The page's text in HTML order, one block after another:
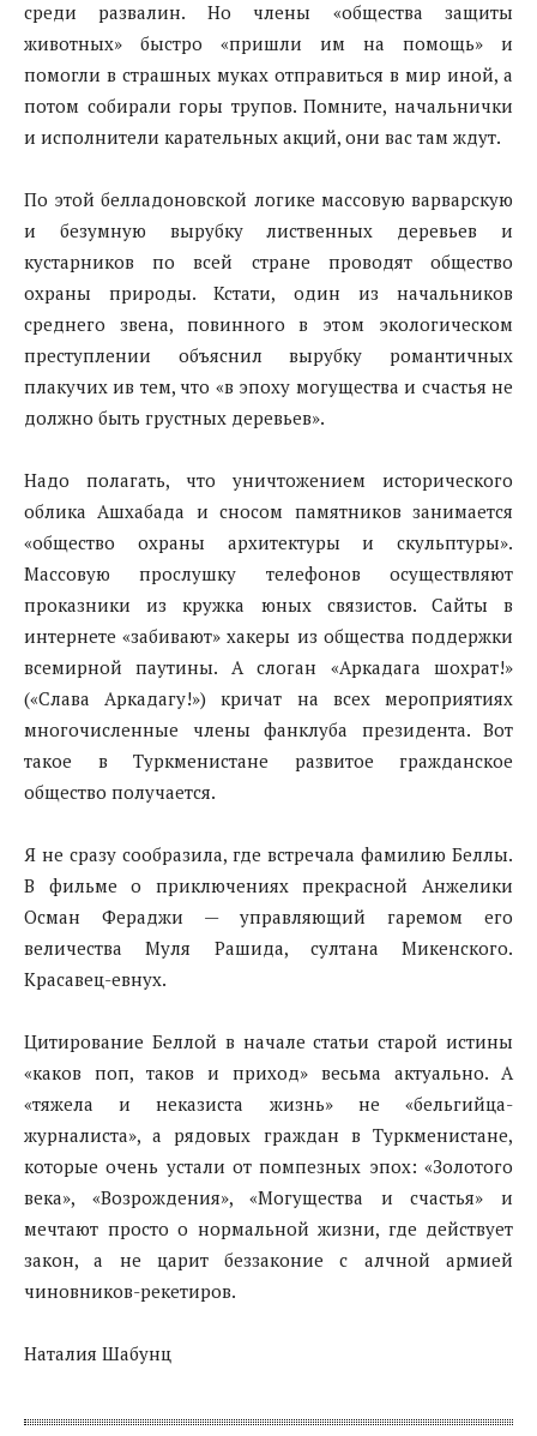
среди развалин. Но члены «общества защиты
животных» быстро «пришли им на помощь» и
помогли в страшных муках отправиться в мир иной, а
потом собирали горы трупов. Помните, начальнички
и исполнители карательных акций, они вас там ждут.
По этой белладоновской логике массовую варварскую
и безумную вырубку лиственных деревьев и
кустарников по всей стране проводят общество
охраны природы. Кстати, один из начальников
среднего звена, повинного в этом экологическом
преступлении объяснил вырубку романтичных
плакучих ив тем, что «в эпоху могущества и счастья не
должно быть грустных деревьев».
Надо полагать, что уничтожением исторического
облика Ашхабада и сносом памятников занимается
«общество охраны архитектуры и скульптуры».
Массовую прослушку телефонов осуществляют
проказники из кружка юных связистов. Сайты в
интернете «забивают» хакеры из общества поддержки
всемирной паутины. А слоган «Аркадага шохрат!»
(«Слава Аркадагу!») кричат на всех мероприятиях
многочисленные члены фанклуба президента. Вот
такое в Туркменистане развитое гражданское
общество получается.
Я не сразу сообразила, где встречала фамилию Беллы.
В фильме о приключениях прекрасной Анжелики
Осман Фераджи — управляющий гаремом его
величества Муля Рашида, султана Микенского.
Красавец-евнух.
Цитирование Беллой в начале статьи старой истины
«каков поп, таков и приход» весьма актуально. А
«тяжела и неказиста жизнь» не «бельгийца-
журналиста», а рядовых граждан в Туркменистане,
которые очень устали от помпезных эпох: «Золотого
века», «Возрождения», «Могущества и счастья» и
мечтают просто о нормальной жизни, где действует
закон, а не царит беззаконие с алчной армией
чиновников-рекетиров.
Наталия Шабунц